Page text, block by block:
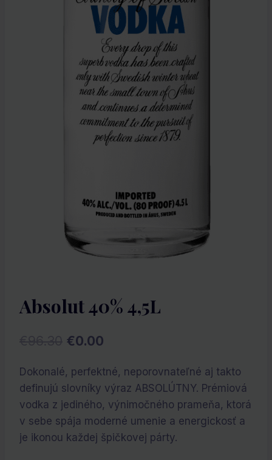
Absolut 40% 4,5L
Pôvodná
bola:
€96.30.
€0.00
je:
€0.00.
Dokonalé, perfektné, neporovnateľné aj takto
definujú slovníky výraz ABSOLÚTNY. Prémiová
vodka z jediného, výnimočného prameňa, ktorá
v sebe spája moderné umenie a energickosť a
je ikonou každej špičkovej párty.